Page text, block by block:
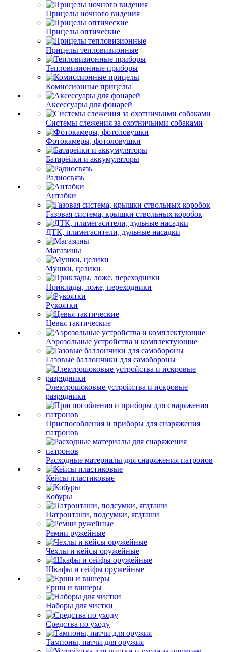
Прицелы ночного видения
Прицелы оптические
Прицелы тепловизионные
Тепловизионные приборы
Комиссионные прицелы
Аксессуары для фонарей
Системы слежения за охотничьими собаками
Фотокамеры, фотоловушки
Батарейки и аккумуляторы
Радиосвязь
Антабки
Газовая система, крышки ствольных коробок
ДТК, пламегасители, дульные насадки
Магазины
Мушки, целики
Приклады, ложе, переходники
Рукоятки
Цевья тактические
Аэрозольные устройства и комплектующие
Газовые баллончики для самобороны
Электрошоковые устройства и искровые
разрядники
Приспособления и приборы для снаряжения
патронов
Расходные материалы для снаряжения патронов
Кейсы пластиковые
Кобуры
Патронташи, подсумки, ягдташи
Ремни ружейные
Чехлы и кейсы оружейные
Шкафы и сейфы оружейные
Ерши и вишеры
Наборы для чистки
Средства по уходу
Тампоны, патчи для оружия